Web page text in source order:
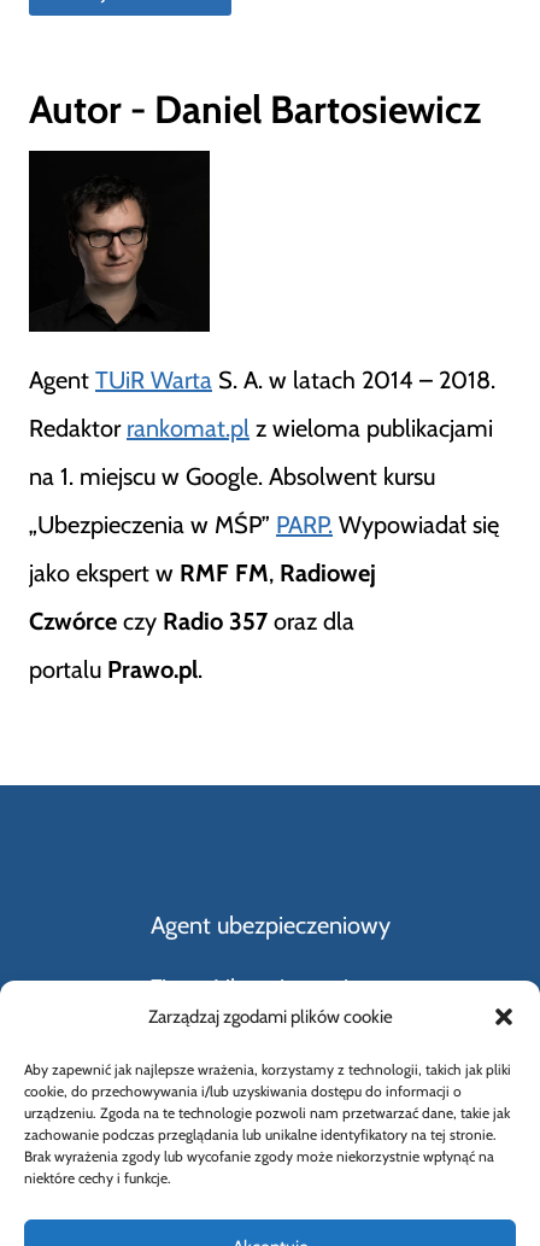
Zarządzaj zgodami plików cookie
Aby zapewnić jak najlepsze wrażenia, korzystamy z technologii, takich jak pliki
cookie, do przechowywania i/lub uzyskiwania dostępu do informacji o
urządzeniu. Zgoda na te technologie pozwoli nam przetwarzać dane, takie jak
zachowanie podczas przeglądania lub unikalne identyfikatory na tej stronie.
Brak wyrażenia zgody lub wycofanie zgody może niekorzystnie wpłynąć na
niektóre cechy i funkcje.
Autor - Daniel Bartosiewicz
Agent TUiR Warta S. A. w latach 2014 – 2018.
Redaktor rankomat.pl z wieloma publikacjami
na 1. miejscu w Google. Absolwent kursu
„Ubezpieczenia w MŚP” PARP. Wypowiadał się
jako ekspert w RMF FM, Radiowej
Czwórce czy Radio 357 oraz dla
portalu Prawo.pl.
Agent ubezpieczeniowy
Firmy Ubezpieczeniowe
Rodzaje ubezpieczeń
Słownik Pojęć Ubezpieczeniowych